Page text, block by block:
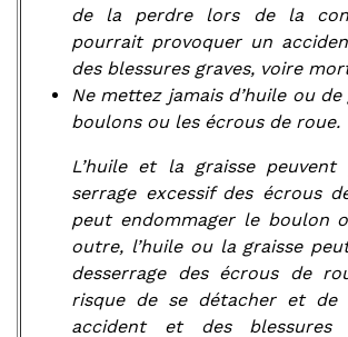
de la perdre lors de la
pourrait provoquer un
des blessures graves, voire
Ne mettez jamais d’huile ou
boulons ou les écrous de roue.
L’huile et la graisse peuvent
serrage excessif des écrous
peut endommager le boulon
outre, l’huile ou la graisse
desserrage des écrous de
risque de se détacher et de
accident et des blessures